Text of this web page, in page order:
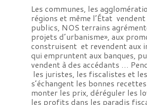
Les communes, les
régions et même l’État
publics, NOS terrains
projets d’urbanisme», aux
construisent et revendent aux
qui empruntent aux banques,
vendent à des accédants …
les juristes, les fiscalistes et
s’échangent les bonnes
monter les prix, déréguler les
les profits dans les paradis